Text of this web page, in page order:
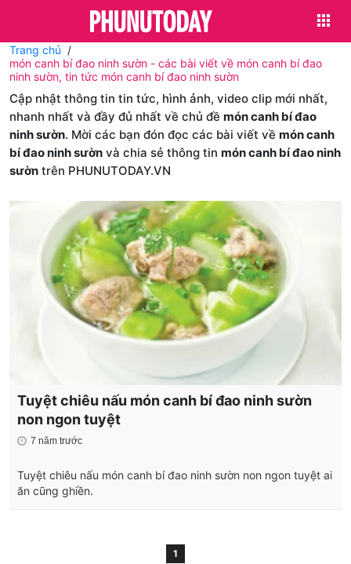
Trang chủ
món canh bí đao ninh sườn - các bài viết về món canh bí đao
ninh sườn, tin tức món canh bí đao ninh sườn
Cập nhật thông tin tin tức, hình ảnh, video clip mới nhất,
nhanh nhất và đầy đủ nhất về chủ đề món canh bí đao
ninh sườn. Mời các bạn đón đọc các bài viết về món canh
bí đao ninh sườn và chia sẻ thông tin món canh bí đao ninh
sườn trên PHUNUTODAY.VN
Tuyệt chiêu nấu món canh bí đao ninh sườn
non ngon tuyệt
7 năm trước
Tuyệt chiêu nấu món canh bí đao ninh sườn non ngon tuyệt ai
ăn cũng ghiền.
1